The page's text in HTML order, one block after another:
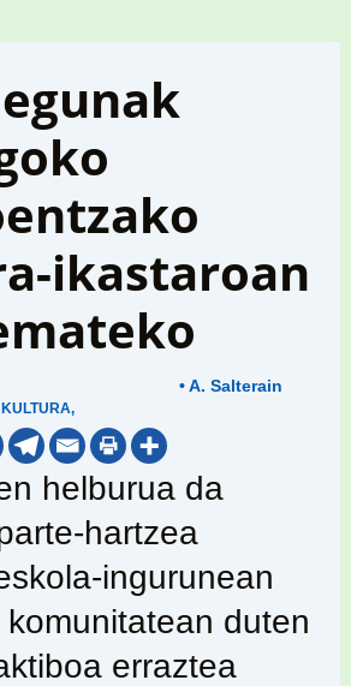
ikastaroan
KULTURA,
• A. Salterain
helburua da
hartzea
ingurunean
duten
erraztea